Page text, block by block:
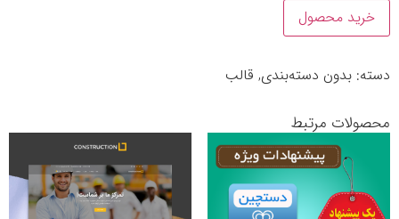
خرید محصول
دسته: بدون دسته‌بندی, قالب
محصولات مرتبط